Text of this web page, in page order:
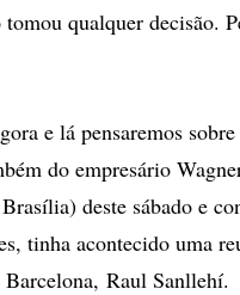
qualquer decisão.
e lá pensaremos
do empresário
deste sábado e
tinha acontecido uma
Raul Sanllehí.